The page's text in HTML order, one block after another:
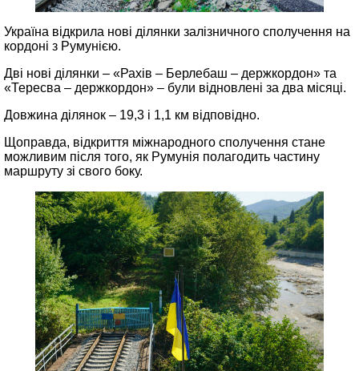
Україна відкрила нові ділянки залізничного сполучення на
кордоні з Румунією.
Дві нові ділянки – «Рахів – Берлебаш – держкордон» та
«Тересва – держкордон» – були відновлені за два місяці.
Довжина ділянок – 19,3 і 1,1 км відповідно.
Щоправда, відкриття міжнародного сполучення стане
можливим після того, як Румунія полагодить частину
маршруту зі свого боку.